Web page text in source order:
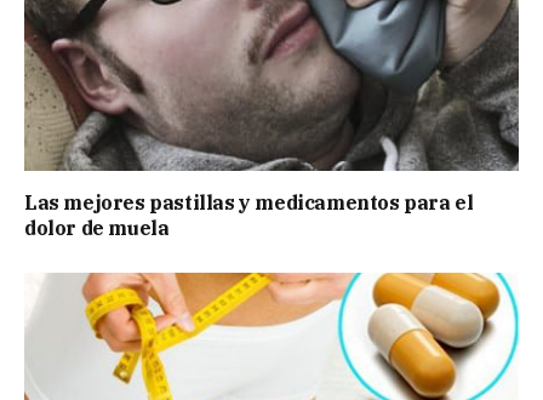
Las mejores pastillas y medicamentos para el
dolor de muela